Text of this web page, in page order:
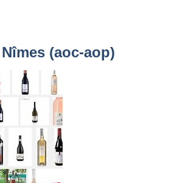
(aoc-aop)